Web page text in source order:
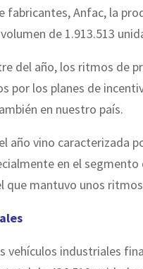
fabricantes, Anfac, la
de 1.913.513
del año, los ritmos de
por los planes de
en nuestro país.
año vino caracterizada
en el
que mantuvo unos
vehículos industriales